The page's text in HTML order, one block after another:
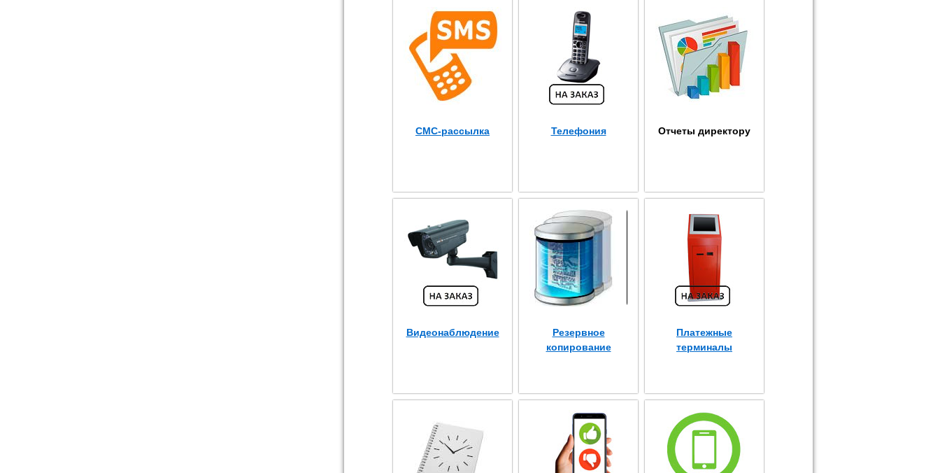
СМС-рассылка Телефония Отчеты директору
Видеонаблюдение
Резервное
копирование
Платежные
терминалы